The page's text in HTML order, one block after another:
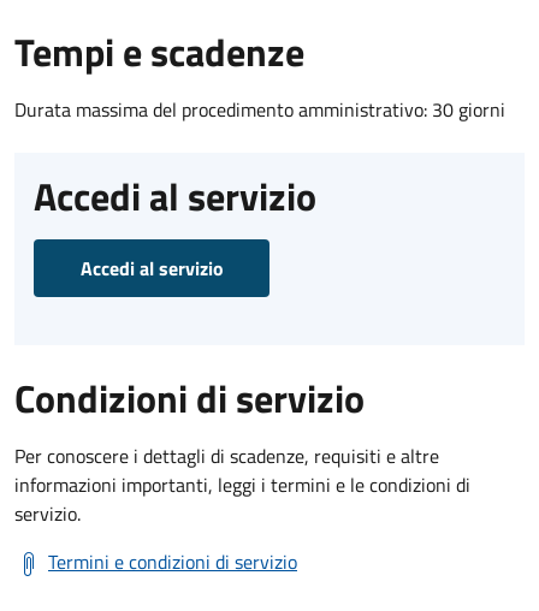
Tempi e scadenze
Durata massima del procedimento amministrativo: 30 giorni
Accedi al servizio
Accedi al servizio
Condizioni di servizio
Per conoscere i dettagli di scadenze, requisiti e altre
informazioni importanti, leggi i termini e le condizioni di
servizio.
Termini e condizioni di servizio